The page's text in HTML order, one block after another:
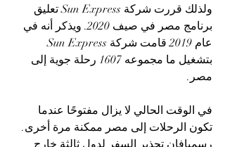
ولذلك قررت شركة Sun Express تعليق
برنامج مصر في صيف 2020. ويذكر أنه في
عام 2019 قامت شركة Sun Express
بتشغيل ما مجموعه 1607 رحلة جوية إلى
مصر.
في الوقت الحالي لا يزال مفتوحًا عندما
تكون الرحلات إلى مصر ممكنة مرة أخرى.
رسميافإن تحذير السفر لدول ثالثة خارج